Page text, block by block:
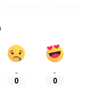
0
0